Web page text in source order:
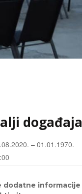
događaja
– 01.01.1970.
dodatne informacije